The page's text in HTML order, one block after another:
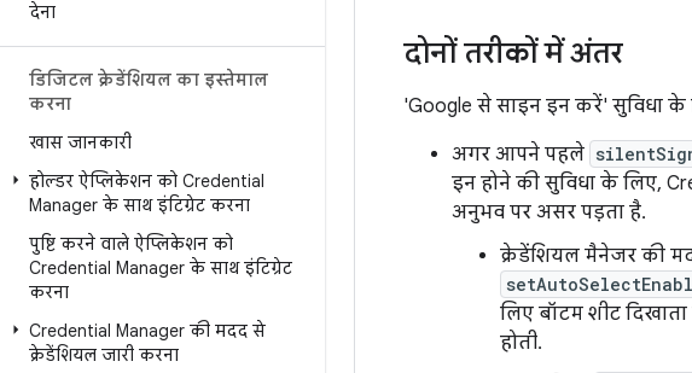
देना
डिजिटल क्रेडेंशियल का इस्तेमाल
करना
खास जानकारी
होल्डर ऐप्लिकेशन को Credential
Manager के साथ इंटिग्रेट करना
पुष्टि करने वाले ऐप्लिकेशन को
Credential Manager के साथ इंटिग्रेट
करना
Credential Manager की मदद से
क्रेडेंशियल जारी करना
दोनों तरीकों में अंतर
'Google से साइन इन करें' सुविधा
अगर आपने पहले
इन होने की सुविधा के लिए,
अनुभव पर असर पड़ता है.
क्रेडेंशियल मैनेजर की
लिए बॉटम शीट
होती.